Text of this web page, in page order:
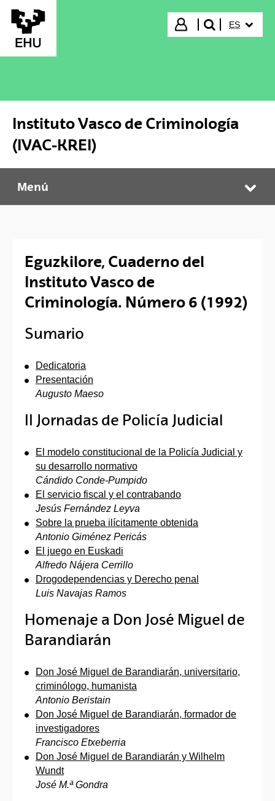
Saltar al contenido principal
Iniciar sesión
buscar"
ES
Instituto Vasco de Criminología
(IVAC-KREI)
Instituto Vasco de Criminología (IVAC-KREI)
Menú
Eguzkilore, Cuaderno del
Instituto Vasco de
Criminología. Número 6 (1992)
Sumario
Dedicatoria
Presentación
Augusto Maeso
II Jornadas de Policía Judicial
El modelo constitucional de la Policía Judicial y
su desarrollo normativo
Cándido Conde-Pumpido
El servicio fiscal y el contrabando
Jesús Fernández Leyva
Sobre la prueba ilícitamente obtenida
Antonio Giménez Pericás
El juego en Euskadi
Alfredo Nájera Cerrillo
Drogodependencias y Derecho penal
Luis Navajas Ramos
Homenaje a Don José Miguel de
Barandiarán
Don José Miguel de Barandiarán, universitario,
criminólogo, humanista
Antonio Beristain
Don José Miguel de Barandiarán, formador de
investigadores
Francisco Etxeberria
Don José Miguel de Barandiarán y Wilhelm
Wundt
José M.ª Gondra